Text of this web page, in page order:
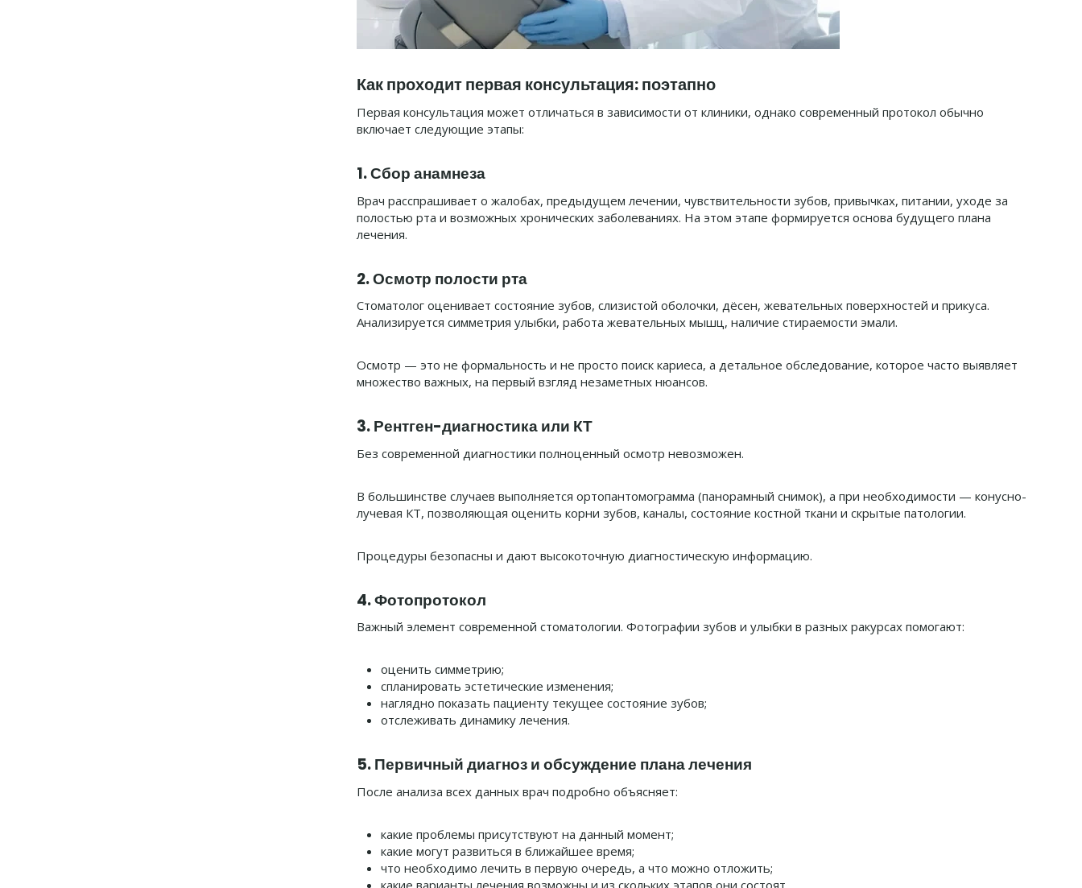
Как проходит первая консультация: поэтапно
Первая консультация может отличаться в зависимости от клиники, однако современный протокол обычно
включает следующие этапы:
1. Сбор анамнеза
Врач расспрашивает о жалобах, предыдущем лечении, чувствительности зубов, привычках, питании, уходе за
полостью рта и возможных хронических заболеваниях. На этом этапе формируется основа будущего плана
лечения.
2. Осмотр полости рта
Стоматолог оценивает состояние зубов, слизистой оболочки, дёсен, жевательных поверхностей и прикуса.
Анализируется симметрия улыбки, работа жевательных мышц, наличие стираемости эмали.
Осмотр — это не формальность и не просто поиск кариеса, а детальное обследование, которое часто выявляет
множество важных, на первый взгляд незаметных нюансов.
3. Рентген-диагностика или КТ
Без современной диагностики полноценный осмотр невозможен.
В большинстве случаев выполняется ортопантомограмма (панорамный снимок), а при необходимости — конусно-
лучевая КТ, позволяющая оценить корни зубов, каналы, состояние костной ткани и скрытые патологии.
Процедуры безопасны и дают высокоточную диагностическую информацию.
4. Фотопротокол
Важный элемент современной стоматологии. Фотографии зубов и улыбки в разных ракурсах помогают:
оценить симметрию;
спланировать эстетические изменения;
наглядно показать пациенту текущее состояние зубов;
отслеживать динамику лечения.
5. Первичный диагноз и обсуждение плана лечения
После анализа всех данных врач подробно объясняет:
какие проблемы присутствуют на данный момент;
какие могут развиться в ближайшее время;
что необходимо лечить в первую очередь, а что можно отложить;
какие варианты лечения возможны и из скольких этапов они состоят.